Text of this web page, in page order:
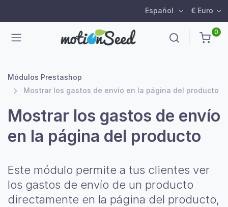
Español € Euro
0
Módulos Prestashop
Mostrar los gastos de envío en la página del producto
Mostrar los gastos de envío
en la página del producto
Este módulo permite a tus clientes ver
los gastos de envío de un producto
directamente en la página del producto,